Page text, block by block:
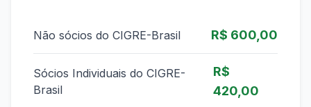
Não sócios do CIGRE-Brasil R$ 600,00
Sócios Individuais do CIGRE-
Brasil
R$
420,00